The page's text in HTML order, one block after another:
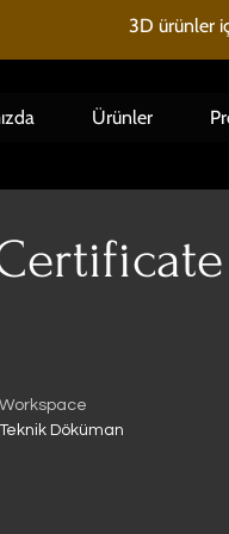
3D ürünler
Ürünler
Workspace
Teknik Döküman